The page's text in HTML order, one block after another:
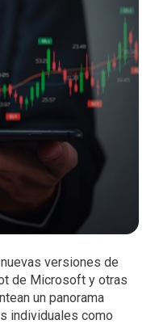
versiones de
de Microsoft y otras
un panorama
individuales como